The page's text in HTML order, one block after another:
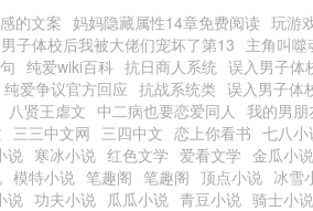
的文案 妈妈隐藏属性14章免费阅读 玩游
子体校后我被大佬们宠坏了第13 主角叫噬
纯爱wiki百科 抗日商人系统 误入男子体
纯爱争议官方回应 抗战系统类 误入男子体
八贤王虐文 中二病也要恋爱同人 我的男朋
三三中文网 三四中文 恋上你看书 七八小
说 寒冰小说 红色文学 爱看文学 金瓜小说
模特小说 笔趣阁 笔趣阁 顶点小说 冰雪
说 功夫小说 瓜瓜小说 青豆小说 骑士小说